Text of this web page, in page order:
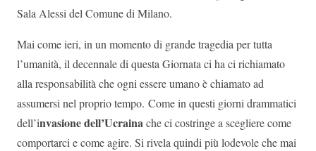
Sala Alessi del Comune di Milano.
Mai come ieri, in un momento di grande tragedia per tutta
l’umanità, il decennale di questa Giornata ci haci richiamato
alla responsabilità che ogni essere umano è chiamato ad
assumersi nel proprio tempo. Come in questi giorni drammatici
dell’invasione dell’Ucrainache ci costringe a scegliere come
comportarci e come agire. Si rivela quindi più lodevole che mai